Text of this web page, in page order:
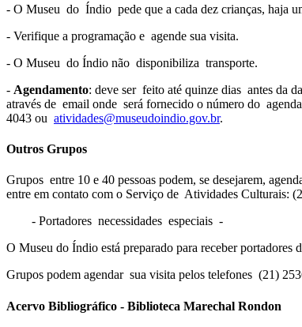
- O Museu do Índio pede que a cada dez crianças, haja
- Verifique a programação e agende sua visita.
- O Museu do Índio não disponibiliza transporte.
- Agendamento: deve ser feito até quinze dias antes da
através de email onde será fornecido o número do
4043 ou atividades@museudoindio.gov.br.
Outros Grupos
Grupos entre 10 e 40 pessoas podem, se desejarem,
entre em contato com o Serviço de Atividades Culturais:
- Portadores necessidades especiais -
O Museu do Índio está preparado para receber
Grupos podem agendar sua visita pelos telefones (21)
Acervo Bibliográfico - Biblioteca Marechal Rondon